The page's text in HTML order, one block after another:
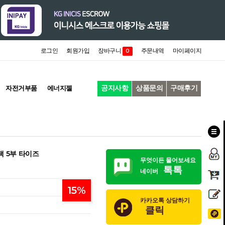
로그인 회원가입 장바구니 0 주문내역 마이페이지
자전거부품 에너지젤 공지사항 상품문의 구매후기
5부 타이즈
15%
무엇이든 물어보세요
네이버
톡톡
카카오톡 상담하기
클릭